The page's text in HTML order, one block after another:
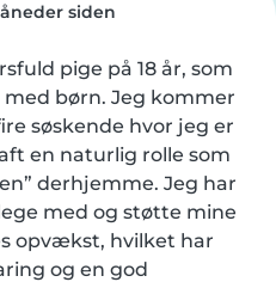
siden
pige på 18 år, som
børn. Jeg kommer
søskende hvor jeg er
en naturlig rolle som
derhjemme. Jeg har
med og støtte mine
opvækst, hvilket har
og en god